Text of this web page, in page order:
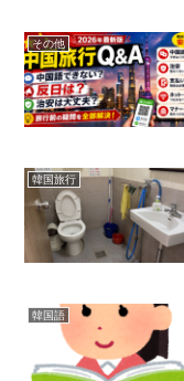
その他
韓国旅行
韓国語